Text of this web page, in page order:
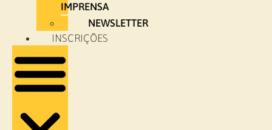
IMPRENSA
NEWSLETTER
INSCRIÇÕES